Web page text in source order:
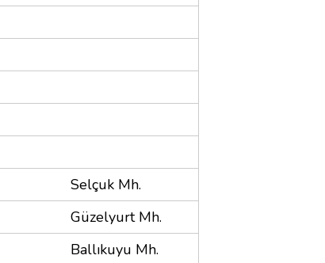
Selçuk Mh.
Güzelyurt Mh.
Ballıkuyu Mh.